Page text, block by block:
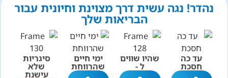
נהדר! נגה עשית דרך מצוינת וחיונית עבור
הבריאות שלך
עד כה
חסכת
שהיו שווים
ל -
ימי חיים
שהרווחת
סיגריות
שלא
עישנת